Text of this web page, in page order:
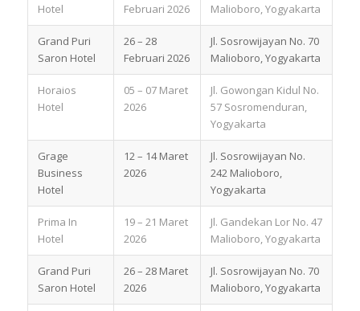
Hotel
Februari 2026
Malioboro, Yogyakarta
Grand Puri
Saron Hotel
26 – 28
Februari 2026
Jl. Sosrowijayan No. 70
Malioboro, Yogyakarta
Horaios
Hotel
05 – 07 Maret
2026
Jl. Gowongan Kidul No.
57 Sosromenduran,
Yogyakarta
Grage
Business
Hotel
12 – 14 Maret
2026
Jl. Sosrowijayan No.
242 Malioboro,
Yogyakarta
Prima In
Hotel
19 – 21 Maret
2026
Jl. Gandekan Lor No. 47
Malioboro, Yogyakarta
Grand Puri
Saron Hotel
26 – 28 Maret
2026
Jl. Sosrowijayan No. 70
Malioboro, Yogyakarta